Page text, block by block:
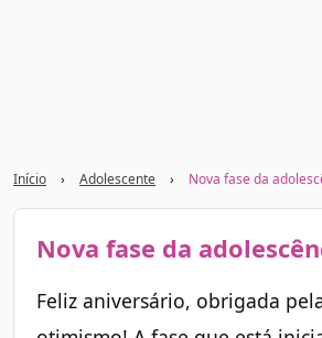
Início › Adolescente › Nova fase da
Nova fase da
Feliz aniversário, obrigada